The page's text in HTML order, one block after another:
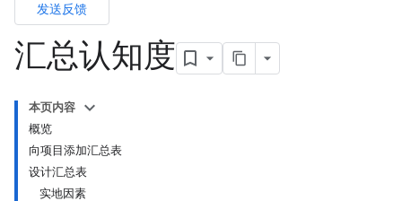
发送反馈
汇总认知度
本页内容
概览
向项目添加汇总表
设计汇总表
实地因素